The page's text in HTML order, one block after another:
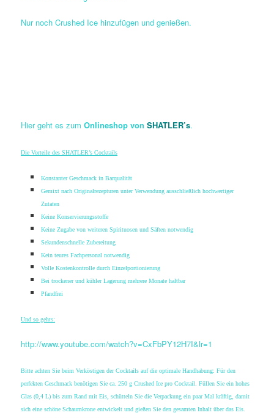
Nur noch Crushed Ice hinzufügen und genießen.
Hier geht es zumOnlineshop vonSHATLER’s.
Die Vorteile des SHATLER’s Cocktails
Konstanter Geschmack in Barqualität
Gemixt nach Originalrezepturen unter Verwendung ausschließlich hochwertiger
Zutaten
Keine Konservierungsstoffe
Keine Zugabe von weiteren Spirituosen und Säften notwendig
Sekundenschnelle Zubereitung
Kein teures Fachpersonal notwendig
Volle Kostenkontrolle durch Einzelportionierung
Bei trockener und kühler Lagerung mehrere Monate haltbar
Pfandfrei
Und so gehts:
http://www.youtube.com/watch?v=CxFbPY12H7I&lr=1
Bitte achten Sie beim Verköstigen der Cocktails auf die optimale Handhabung: Für den
perfekten Geschmack benötigen Sie ca. 250 g Crushed Ice pro Cocktail. Füllen Sie ein hohes
Glas (0,4 L) bis zum Rand mit Eis, schütteln Sie die Verpackung ein paar Mal kräftig, damit
sich eine schöne Schaumkrone entwickelt und gießen Sie den gesamten Inhalt über das Eis.